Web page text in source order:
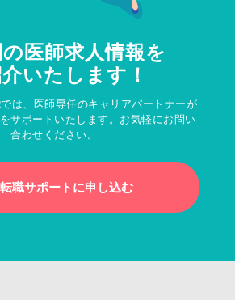
医師求人情報を
いたします！
は、医師専任のキャリアパートナーが
サポートいたします。お気軽にお問い
合わせください。
職サポートに申し込む